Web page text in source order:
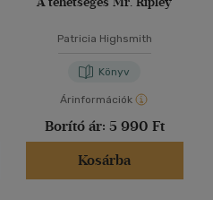
Patricia Highsmith
Könyv
Árinformációk
Borító ár: 5 990 Ft
Kosárba